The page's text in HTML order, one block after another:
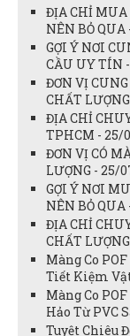
ĐỊA CHỈ MUA
NÊN BỎ
GỢI Ý NƠI
CẦU UY TÍN
ĐƠN VỊ
CHẤT
ĐỊA CHỈ
TPHCM - 25/
ĐƠN VỊ CÓ
LƯỢNG - 25/
GỢI Ý NƠI
NÊN BỎ
ĐỊA CHỈ
CHẤT
Màng Co
Tiết Kiệm
Màng Co
Hảo Từ PVC
Tuyệt Chiêu